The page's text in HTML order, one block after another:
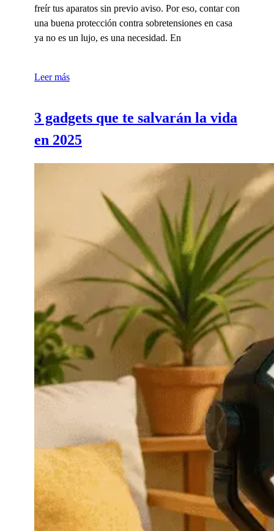
freír tus aparatos sin previo aviso. Por eso, contar con
una buena protección contra sobretensiones en casa
ya no es un lujo, es una necesidad. En
Leer más
3 gadgets que te salvarán la vida
en 2025